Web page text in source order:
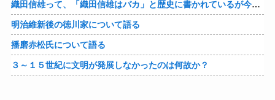
織田信雄って、「織田信雄はバカ」と歴史に書かれているが今まで家が残っているんでバカではないよな？
明治維新後の徳川家について語る
播磨赤松氏について語る
３～１５世紀に文明が発展しなかったのは何故か？